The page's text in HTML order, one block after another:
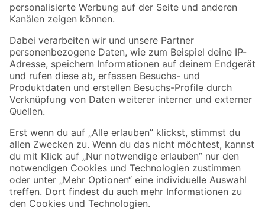
Folge uns
Zahlungsarten Versandarten
Sicher einkaufen
Jetzt die toom-App herunterladen